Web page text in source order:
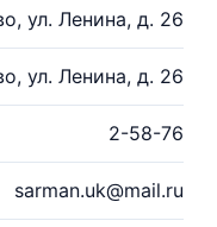
ул. Ленина, д. 26
ул. Ленина, д. 26
2-58-76
sarman.uk@mail.ru